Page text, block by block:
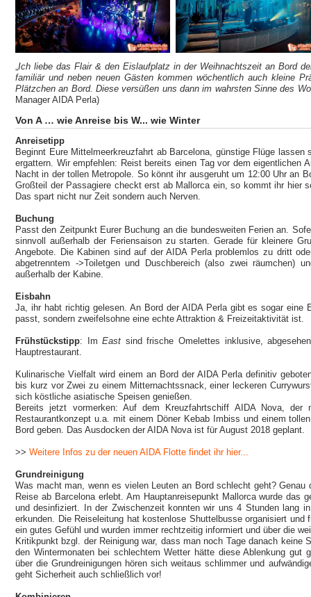
„Ich liebe das Flair & den Eislaufplatz in der Weihnachtszeit an Bord
familiär und neben neuen Gästen kommen wöchentlich auch kleine
Plätzchen an Bord. Diese versüßen uns dann im wahrsten Sinne des
Manager AIDA Perla)
Von A … wie Anreise bis W... wie Winter
Anreisetipp
Beginnt Eure Mittelmeerkreuzfahrt ab Barcelona, günstige Flüge
ergattern. Wir empfehlen: Reist bereits einen Tag vor dem eigentlichen
Nacht in der tollen Metropole. So könnt ihr ausgeruht um 12:00 Uhr an
Großteil der Passagiere checkt erst ab Mallorca ein, so kommt ihr hier
Das spart nicht nur Zeit sondern auch Nerven.
Buchung
Passt den Zeitpunkt Eurer Buchung an die bundesweiten Ferien an.
sinnvoll außerhalb der Feriensaison zu starten. Gerade für kleinere
Angebote. Die Kabinen sind auf der AIDA Perla problemlos zu dritt
abgetrenntem ->Toiletgen und Duschbereich (also zwei räumchen)
außerhalb der Kabine.
Eisbahn
Ja, ihr habt richtig gelesen. An Bord der AIDA Perla gibt es sogar eine
passt, sondern zweifelsohne eine echte Attraktion & Freizeitaktivität ist.
Frühstückstipp: ImEast sind frische Omelettes inklusive,
Hauptrestaurant.
Kulinarische Vielfalt wird einem an Bord der AIDA Perla definitiv
bis kurz vor Zwei zu einem Mitternachtssnack, einer leckeren
sich köstliche asiatische Speisen genießen.
Bereits jetzt vormerken: Auf dem Kreuzfahrtschiff AIDA Nova, der
Restaurantkonzept u.a. mit einem Döner Kebab Imbiss und einem
Bord geben. Das Ausdocken der AIDA Nova ist für August 2018 geplant.
>> Weitere Infos zu der neuen AIDA Flotte findet ihr hier...
Grundreinigung
Was macht man, wenn es vielen Leuten an Bord schlecht geht? Genau
Reise ab Barcelona erlebt. Am Hauptanreisepunkt Mallorca wurde das
und desinfiziert. In der Zwischenzeit konnten wir uns 4 Stunden lang
erkunden. Die Reiseleitung hat kostenlose Shuttelbusse organisiert und
ein gutes Gefühl und wurden immer rechtzeitig informiert und über die
Kritikpunkt bzgl. der Reinigung war, dass man noch Tage danach keine
den Wintermonaten bei schlechtem Wetter hätte diese Ablenkung gut
über die Grundreinigungen hören sich weitaus schlimmer und
geht Sicherheit auch schließlich vor!